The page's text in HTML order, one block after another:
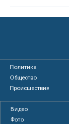
Политика
Общество
Происшествия
Видео
Фото